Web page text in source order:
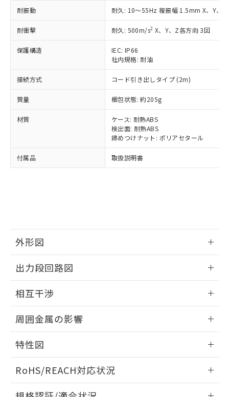
耐振動 耐久: 10～55Hz 複振幅 1.5mm X、Y、Z
耐衝撃 耐久: 500m/s2 X、Y、Z各方向 3回
保護構造
IEC: IP66
社内規格: 耐油
接続方式 コード引き出しタイプ (2m)
質量 梱包状態: 約205g
材質
ケース: 耐熱ABS
検出面: 耐熱ABS
締めつけナット: ポリアセタール
付属品 取扱説明書
外形図
外形図
出力段回路図
出力段回路図
相互干渉
相互干渉
周囲金属の影響
周囲金属の影響
特性図
検出物体の大きさと材質による影響
RoHS/REACH対応状況
準価格とは異なる場合があることをご
了承ください。
正式な納期状況および標準価格はお客
様のお取引先、またはお客様担当のオ
ムロン制御機器販売店・当社販売員に
ご相談ください。
オムロン制御機器販売店や当社販売拠
」をご確認
在庫状況および標準価格結果を当社の
事前の承諾なく第三者に漏洩または開
示しないようお願いします。
マイパーツ機能（部品リスト作成サー
ビス）をご利用いただくには、I-Web
メンバーズにご登録されている必要が
の共同利用に関して"
の「1.共同利
用者の範囲」に記載されている法人を
指します。
六価クロム(Cr(Ⅵ)) 1000ppm以下、ポリ臭化ビフェニル
類(PBB) 1000ppm以下、ポリ臭化ジフェニルエーテル類
(PBDE) 1000ppm以下、フタル酸ビス(2-エチルヘキシ
ル) (DEHP)(別名：DOP) 1000ppm以下、フタル酸ブチ
ルベンジル（BBP） 1000ppm以下、フタル酸ジブチル
(DIBP) 1000ppm以下
但し、RoHS指令で産業用監視および制御機器に対する
フタル酸エステル類の４物質については閾値を超える意
図的な使用がないことを確認しています。
部品在庫の切り替え状況などにより、予定
月が前後することがあります。
EU RoHS指令（10物質）の非含有証明書
51物質の非含有証明書（当社基準）
※本証明書は発行日時点で非含有を証明す
るもので、過去に遡って非含有を証明する
また、RoHS指令のフタル酸エステル類４
物質の対応では、対応完了までの期間は出
荷製品に未対応品が混在することから備考
欄に対応日を記載しておりました。
既に当社にて対応品への在庫切替を完了
していることから、特段のことがない限
す。
DBP(フタル酸ジブチル) : 1000ppm、 DIBP(フタル酸ジ
イソブチル) : 1000ppm、 BBP(フタル酸ブチルベンジ
ル) : 1000ppm、
DEHP(フタル酸ビス(2-エチルヘキシル)) : 1000ppm
※2 環境保護使用期限
準値以下であることを示します。
「10」：通常の使用状況下において有害物
質が外部に漏えいし、環境に深刻な影響を
及ぼさない年数を意味します。
「－」：未確認です。当社販売部門へお問
可)を取得するなどの必要な手続きを
当社は規制貨物を破棄する場合は、完
全に破砕するなど、違法に輸出されな
いよう必要な手段を講じます。
当社は貴社製品を、核兵器、ミサイ
ル、化学兵器、生物兵器またはその他
武器並びにこれらの製造装置等に一切
使用いたしません。
当社は、貴社製品を第三者に販売する
場合は、上記1、2および3の内容を当
該第三者に通知します。また当社は、
販売先および販売に係わる関係者が違
法に輸出するおそれがある場合は、取
り引きをいたしません。
一定数には満たないが在庫あり
在庫なし(最新の在庫状況につ
いては、お客様のお取引先、ま
たはお客様担当のオムロン制御
機器販売店・当社販売員にご確
認ください)
受注生産機種、また在庫状況の
情報を公開していない機種